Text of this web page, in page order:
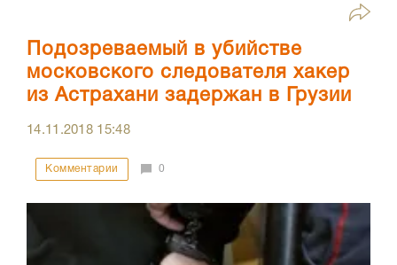
Подозреваемый в убийстве
московского следователя хакер
из Астрахани задержан в Грузии
14.11.2018 15:48
Комментарии 0